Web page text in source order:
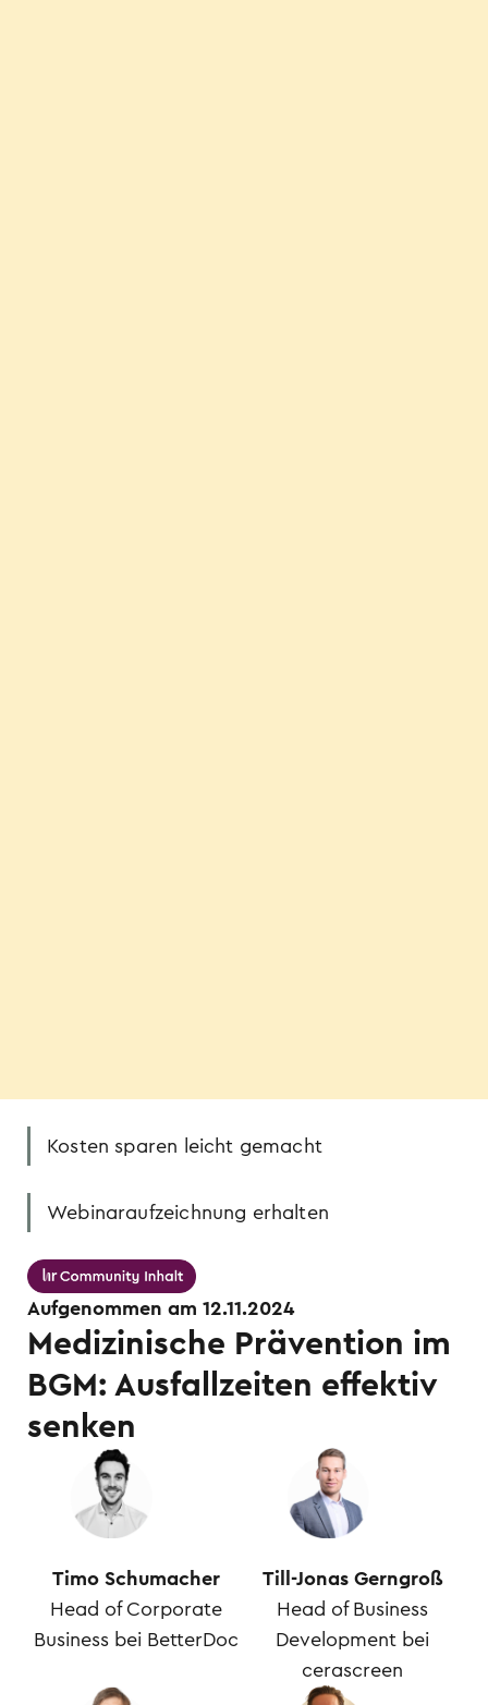
Kosten sparen leicht gemacht
Webinaraufzeichnung erhalten
Aufgenommen am 12.11.2024
Medizinische Prävention im
BGM: Ausfallzeiten effektiv
senken
Timo Schumacher
Head of Corporate
Business bei BetterDoc
Till-Jonas Gerngroß
Head of Business
Development bei
cerascreen